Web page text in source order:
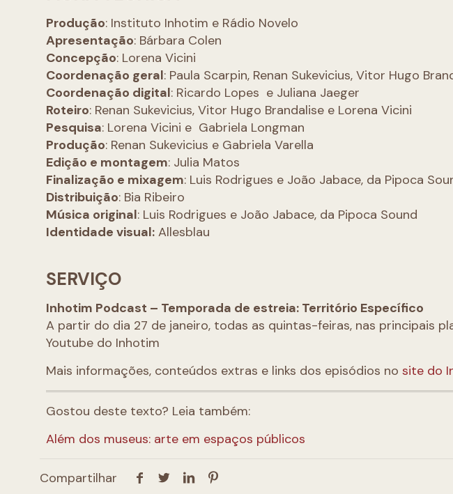
Produção: Instituto Inhotim e Rádio Novelo
Apresentação: Bárbara Colen
Concepção: Lorena Vicini
Coordenação geral: Paula Scarpin, Renan Sukevicius, Vitor Hugo
Coordenação digital: Ricardo Lopes e Juliana Jaeger
Roteiro: Renan Sukevicius, Vitor Hugo Brandalise e Lorena Vicini
Pesquisa: Lorena Vicini e Gabriela Longman
Produção: Renan Sukevicius e Gabriela Varella
Edição e montagem: Julia Matos
Finalização e mixagem: Luis Rodrigues e João Jabace, da Pipoca
Distribuição: Bia Ribeiro
Música original: Luis Rodrigues e João Jabace, da Pipoca Sound
Identidade visual: Allesblau
SERVIÇO
Inhotim Podcast – Temporada de estreia: Território Específico
A partir do dia 27 de janeiro, todas as quintas-feiras, nas principais
Youtube do Inhotim
Mais informações, conteúdos extras e links dos episódios nosite do
Gostou deste texto? Leia também:
Além dos museus: arte em espaços públicos
Compartilhar